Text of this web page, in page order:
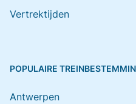
Vertrektijden
POPULAIRE
Antwerpen